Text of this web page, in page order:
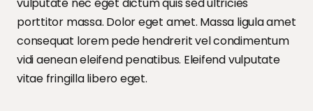
porttitor massa. Dolor eget amet. Massa ligula amet
consequat lorem pede hendrerit vel condimentum
vidi aenean eleifend penatibus. Eleifend vulputate
vitae fringilla libero eget.